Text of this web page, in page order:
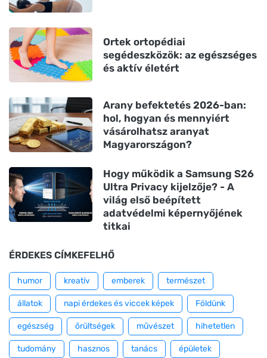
Ortek ortopédiai
segédeszközök: az egészséges
és aktív életért
Arany befektetés 2026-ban:
hol, hogyan és mennyiért
vásárolhatsz aranyat
Magyarországon?
Hogy működik a Samsung S26
Ultra Privacy kijelzője? - A
világ első beépített
adatvédelmi képernyőjének
titkai
ÉRDEKES CÍMKEFELHŐ
humor kreatív emberek természet
állatok napi érdekes és viccek képek Földünk
egészség őrültségek művészet hihetetlen
tudomány hasznos tanács épületek